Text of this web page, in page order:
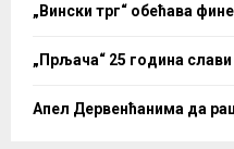
„Вински трг“ обећава
„Прљача“ 25 година
Апел Дервенћанима да